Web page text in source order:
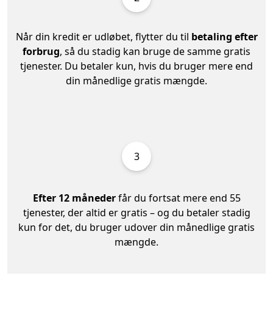
Når din kredit er udløbet, flytter du til betaling efter
forbrug, så du stadig kan bruge de samme gratis
tjenester. Du betaler kun, hvis du bruger mere end
din månedlige gratis mængde.
3
Efter 12 månederfår du fortsat mere end 55
tjenester, der altid er gratis – og du betaler stadig
kun for det, du bruger udover din månedlige gratis
mængde.